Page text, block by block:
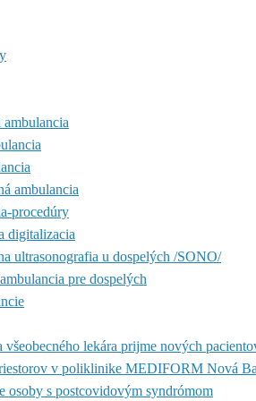
ambulancia
procedúry
digitalizacia
ultrasonografia u dospelých /SONO/
pre dospelých
všeobecného lekára prijme nových
v poliklinike MEDIFORM Nová
osoby s postcovidovým syndrómom